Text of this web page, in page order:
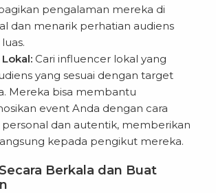
pengalaman mereka di
dan menarik perhatian audiens
Cari influencer lokal yang
yang sesuai dengan target
Mereka bisa membantu
event Anda dengan cara
dan autentik, memberikan
kepada pengikut mereka.
Berkala dan Buat